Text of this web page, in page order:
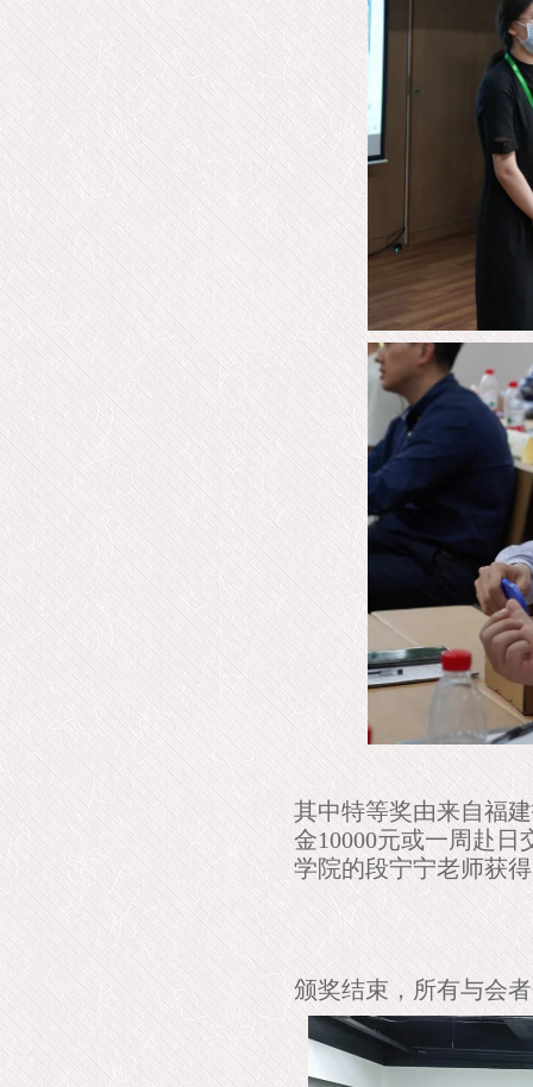
其中特等奖由来自福
金10000元或一周赴
学院的段宁宁老师获
颁奖结束，所有与会